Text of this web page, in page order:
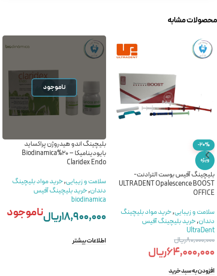
محصولات مشابه
-20%
ویژه
بلیچینگ آفیس بوست الترادنت-
ULTRADENT Opalescence BOOST
OFFICE
سلامت و زیبایی,خريد مواد بليچينگ
دندان,خرید بلیچینگ آفیس
UltraDent
۸۰,۰۰۰,۰۰۰ریال
۶۴,۰۰۰,۰۰۰ریال
افزودن به سبد خرید
ناموجود
بلیچینگ اندو هیدروژن پراکساید
بایودینامیکا – 20%Biodinamica
Claridex Endo
سلامت و زیبایی,خريد مواد بليچينگ
دندان,خرید بلیچینگ آفیس
biodinamica
۱۸,۹۰۰,۰۰۰ریالناموجود
اطلاعات بیشتر